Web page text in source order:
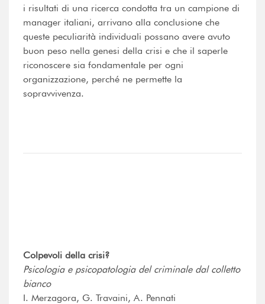
i risultati di una ricerca condotta tra un campione di
manager italiani, arrivano alla conclusione che
queste peculiarità individuali possano avere avuto
buon peso nella genesi della crisi e che il saperle
riconoscere sia fondamentale per ogni
organizzazione, perché ne permette la
sopravvivenza.
Colpevoli della crisi?
Psicologia e psicopatologia del criminale dal colletto
bianco
I. Merzagora, G. Travaini, A. Pennati